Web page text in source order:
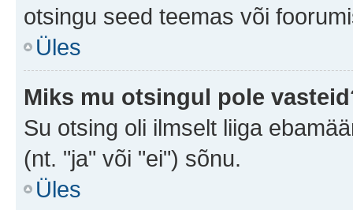
otsingu seed teemas või
Üles
Miks mu otsingul pole
Su otsing oli ilmselt liiga
(nt. "ja" või "ei") sõnu.
Üles